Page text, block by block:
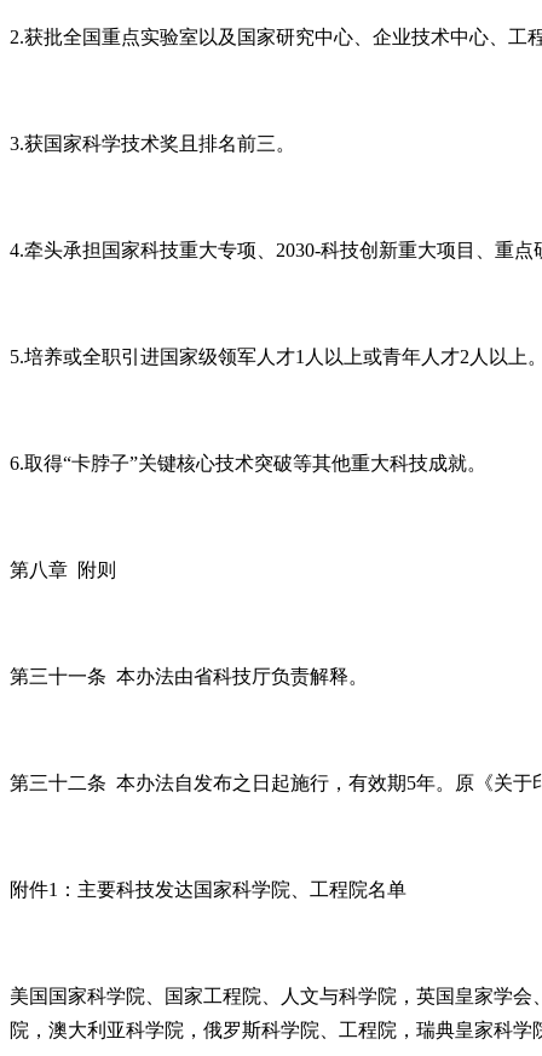
2.获批全国重点实验室以及国家研究中心、企业技术中心、工
3.获国家科学技术奖且排名前三。
4.牵头承担国家科技重大专项、2030-科技创新重大项目、重
5.培养或全职引进国家级领军人才1人以上或青年人才2人以上
6.取得“卡脖子”关键核心技术突破等其他重大科技成就。
第八章 附则
第三十一条 本办法由省科技厅负责解释。
第三十二条 本办法自发布之日起施行，有效期5年。原《关
附件1：主要科技发达国家科学院、工程院名单
美国国家科学院、国家工程院、人文与科学院，英国皇家学
院，澳大利亚科学院，俄罗斯科学院、工程院，瑞典皇家科